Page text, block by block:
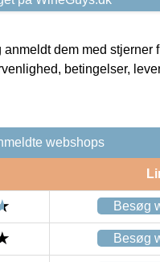
dem med stjerner
betingelser,
webshops
Besøg
Besøg